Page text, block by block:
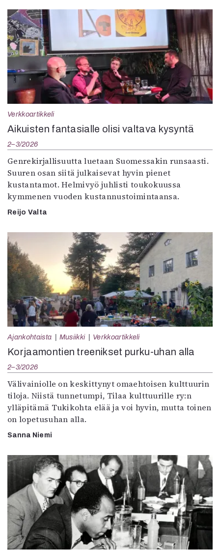
Verkkoartikkeli
Aikuisten fantasialle olisi valtava kysyntä
2–3/2026
Genrekirjallisuutta luetaan Suomessakin runsaasti.
Suuren osan siitä julkaisevat hyvin pienet
kustantamot. Helmivyö juhlisti toukokuussa
kymmenen vuoden kustannustoimintaansa.
Reijo Valta
Ajankohtaista Musiikki Verkkoartikkeli
Korjaamontien treenikset purku-uhan alla
2–3/2026
Välivainiolle on keskittynyt omaehtoisen kulttuurin
tiloja. Niistä tunnetumpi, Tilaa kulttuurille ry:n
ylläpitämä Tukikohta elää ja voi hyvin, mutta toinen
on lopetusuhan alla.
Sanna Niemi